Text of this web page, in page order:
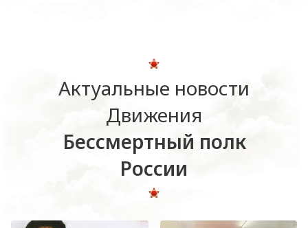
Актуальные новости
Движения
Бессмертный полк
России